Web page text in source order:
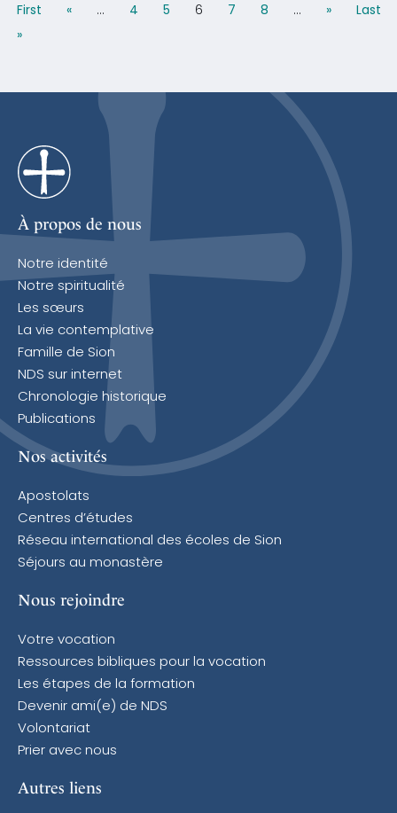
First
« ... 4 5 6 7 8 ... »
Last
»
À propos de nous
Notre identité
Notre spiritualité
Les sœurs
La vie contemplative
Famille de Sion
NDS sur internet
Chronologie historique
Publications
Nos activités
Apostolats
Centres d’études
Réseau international des écoles de Sion
Séjours au monastère
Nous rejoindre
Votre vocation
Ressources bibliques pour la vocation
Les étapes de la formation
Devenir ami(e) de NDS
Volontariat
Prier avec nous
Autres liens